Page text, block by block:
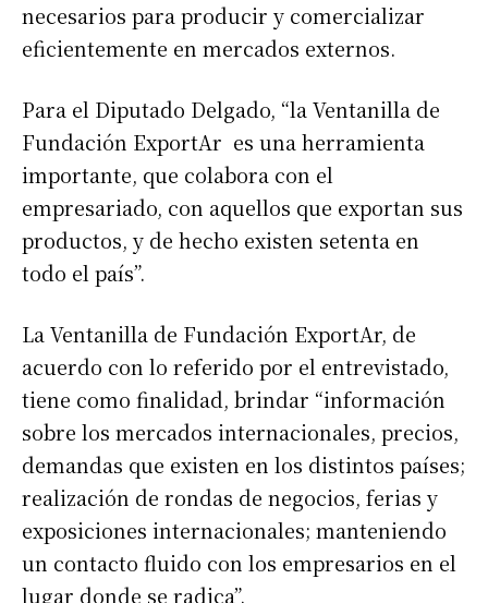
Dirección de correo electrónico *
Nombre
necesarios para producir y comercializar
eficientemente en mercados externos.
Para el Diputado Delgado, “la Ventanilla de
Fundación ExportAr es una herramienta
importante, que colabora con el
empresariado, con aquellos que exportan sus
productos, y de hecho existen setenta en
todo el país”.
La Ventanilla de Fundación ExportAr, de
acuerdo con lo referido por el entrevistado,
tiene como finalidad, brindar “información
sobre los mercados internacionales, precios,
demandas que existen en los distintos países;
realización de rondas de negocios, ferias y
exposiciones internacionales; manteniendo
un contacto fluido con los empresarios en el
lugar donde se radica”.